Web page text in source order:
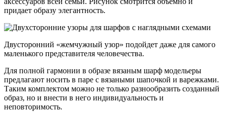
придает образу элегантность.
Двусторонний «жемчужный узор» подойдет даже для самого
маленького представителя человечества.
Для полной гармонии в образе вязаным шарф модельеры
предлагают носить в паре с вязаными шапочкой и варежками.
Таким комплектом можно не только разнообразить созданный
образ, но и внести в него индивидуальность и
неповторимость.